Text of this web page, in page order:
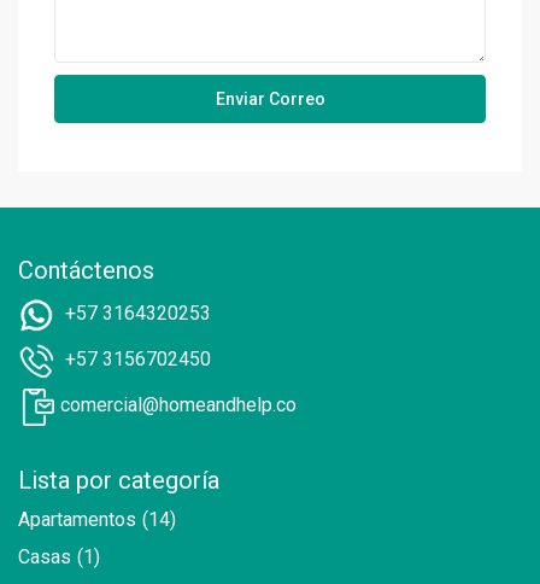
Contáctenos
+57 3164320253
+57 3156702450
comercial@homeandhelp.co
Lista por categoría
Apartamentos (14)
Casas (1)